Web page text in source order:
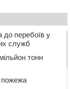
до перебоїв у
служб
тонн
пожежа